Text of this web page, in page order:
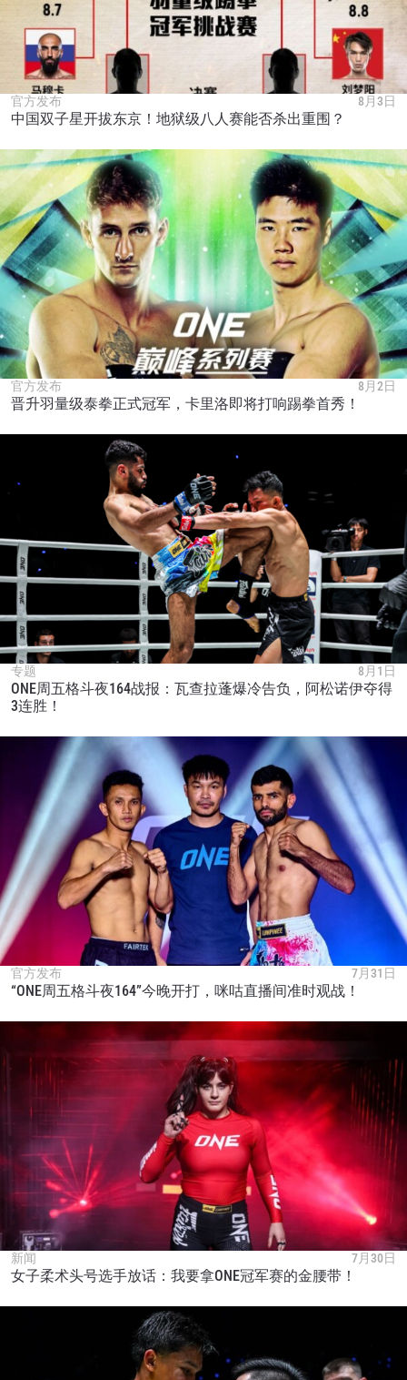
官方发布 8月3日
中国双子星开拔东京！地狱级八人赛能否杀出重围？
官方发布 8月2日
晋升羽量级泰拳正式冠军，卡里洛即将打响踢拳首秀！
专题 8月1日
ONE周五格斗夜164战报：瓦查拉蓬爆冷告负，阿松诺伊夺得
3连胜！
官方发布 7月31日
“ONE周五格斗夜164”今晚开打，咪咕直播间准时观战！
新闻 7月30日
女子柔术头号选手放话：我要拿ONE冠军赛的金腰带！